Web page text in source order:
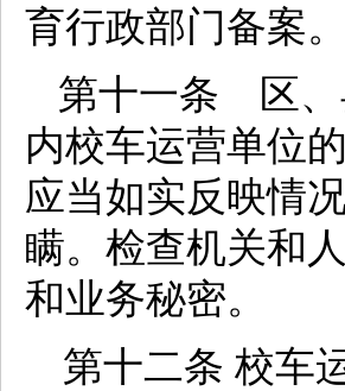
育行政部门备案。
第十一条 区、
内校车运营单位
应当如实反映情
瞒。检查机关和
和业务秘密。
第十二条 校车